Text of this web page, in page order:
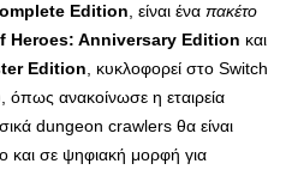
Edition , είναι ένα πακέτο
Heroes: Anniversary Edition και
Edition , κυκλοφορεί στο Switch
όπως ανακοίνωσε η εταιρεία
dungeon crawlers θα είναι
και σε ψηφιακή μορφή για